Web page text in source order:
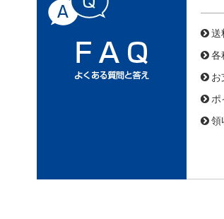
送
各
お
ポ
領